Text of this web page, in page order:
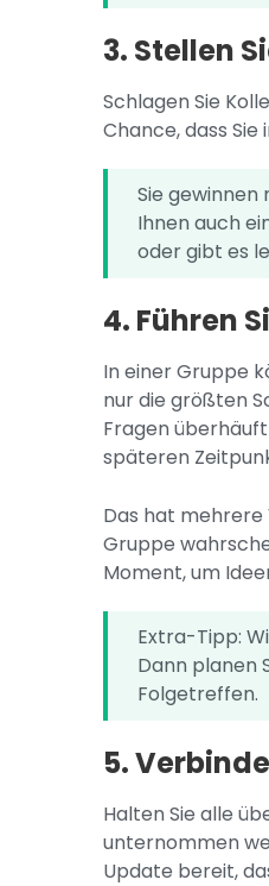
3. Stellen
Schlagen Sie
Chance, dass
Sie gewinnen
Ihnen auch
oder gibt es
4. Führen
In einer Gruppe
nur die größten
Fragen
späteren
Das hat mehrere
Gruppe
Moment, um
Extra-Tipp:
Dann planen
Folgetreffen.
5.
Halten Sie alle
unternommen
Update bereit,